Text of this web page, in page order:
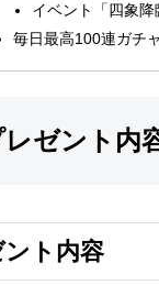
イベント「四象降
毎日最高100連ガチ
ゼント内
ト内容